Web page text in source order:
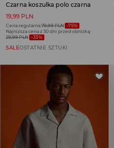
Czarna koszulka polo czarna
19,99 PLN
Cena regularna79,99 PLN -75%
Najniższa cena z 30 dni przed obniżką
29,99 PLN -33%
SALEOSTATNIE SZTUKI